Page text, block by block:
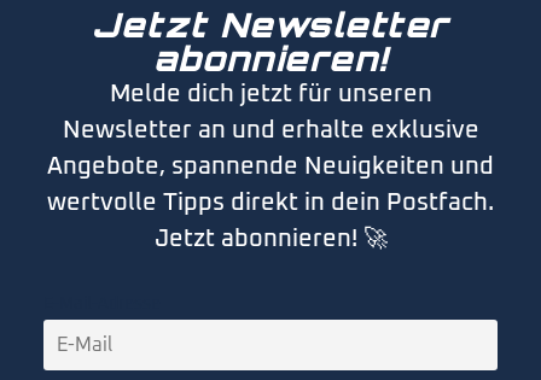
Jetzt Newsletter
abonnieren!
Melde dich jetzt für unseren
Newsletter an und erhalte exklusive
Angebote, spannende Neuigkeiten und
wertvolle Tipps direkt in dein Postfach.
Jetzt abonnieren! 🚀